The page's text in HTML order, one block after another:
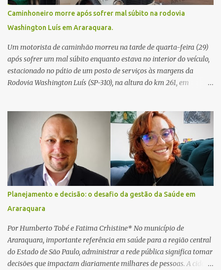
Caminhoneiro morre após sofrer mal súbito na rodovia
Washington Luís em Araraquara.
Um motorista de caminhão morreu na tarde de quarta-feira (29)
após sofrer um mal súbito enquanto estava no interior do veículo,
estacionado no pátio de um posto de serviços às margens da
Rodovia Washington Luís (SP-310), na altura do km 261, em
relatos de que havia um condutor inconsciente dentro de um
caminhão. Equipes de resgate foram rapidamente deslocadas ao
local e encontraram a vítima em parada cardiorrespiratória. Os
socorristas iniciaram imediatamente as manobras de reanimação
cardiopulmonar (RCP), porém, apesar de todos os esforços, o
motorista não respondeu aos procedimentos. Às 17h03, médicos
da Unidade de Suporte Avançado constataram o óbito da vítima.
Fonte: São Carlos Agora
Planejamento e decisão: o desafio da gestão da Saúde em
Araraquara
Por Humberto Tobé e Fatima Crhistine* No município de
Araraquara, importante referência em saúde para a região central
do Estado de São Paulo, administrar a rede pública significa tomar
decisões que impactam diariamente milhares de pessoas. A cidade